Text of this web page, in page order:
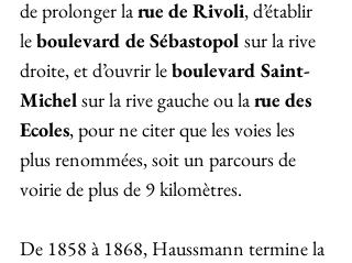
de prolonger la rue de Rivoli, d’établir
le boulevard de Sébastopol sur la rive
droite, et d’ouvrir le boulevard Saint-
Michel sur la rive gauche ou la rue des
Ecoles, pour ne citer que les voies les
plus renommées, soit un parcours de
voirie de plus de 9 kilomètres.
De 1858 à 1868, Haussmann termine la